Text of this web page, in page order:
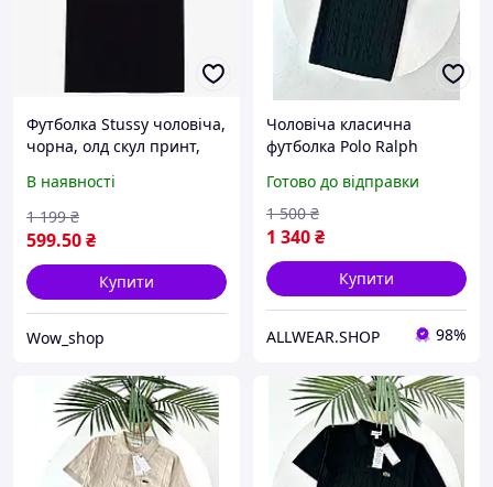
Футболка Stussy чоловіча,
чорна, олд скул принт,
В наявності
599.50₴
1 199 ₴
Купити
Wow_shop
Чоловіча класична
футболка Polo Ralph
футболка Polo Ralph
Lauren в стилі Old Money
з коміром
Готово до відправки
1 340₴
1 500 ₴
Купити
ALLWEAR.SHOP 98%